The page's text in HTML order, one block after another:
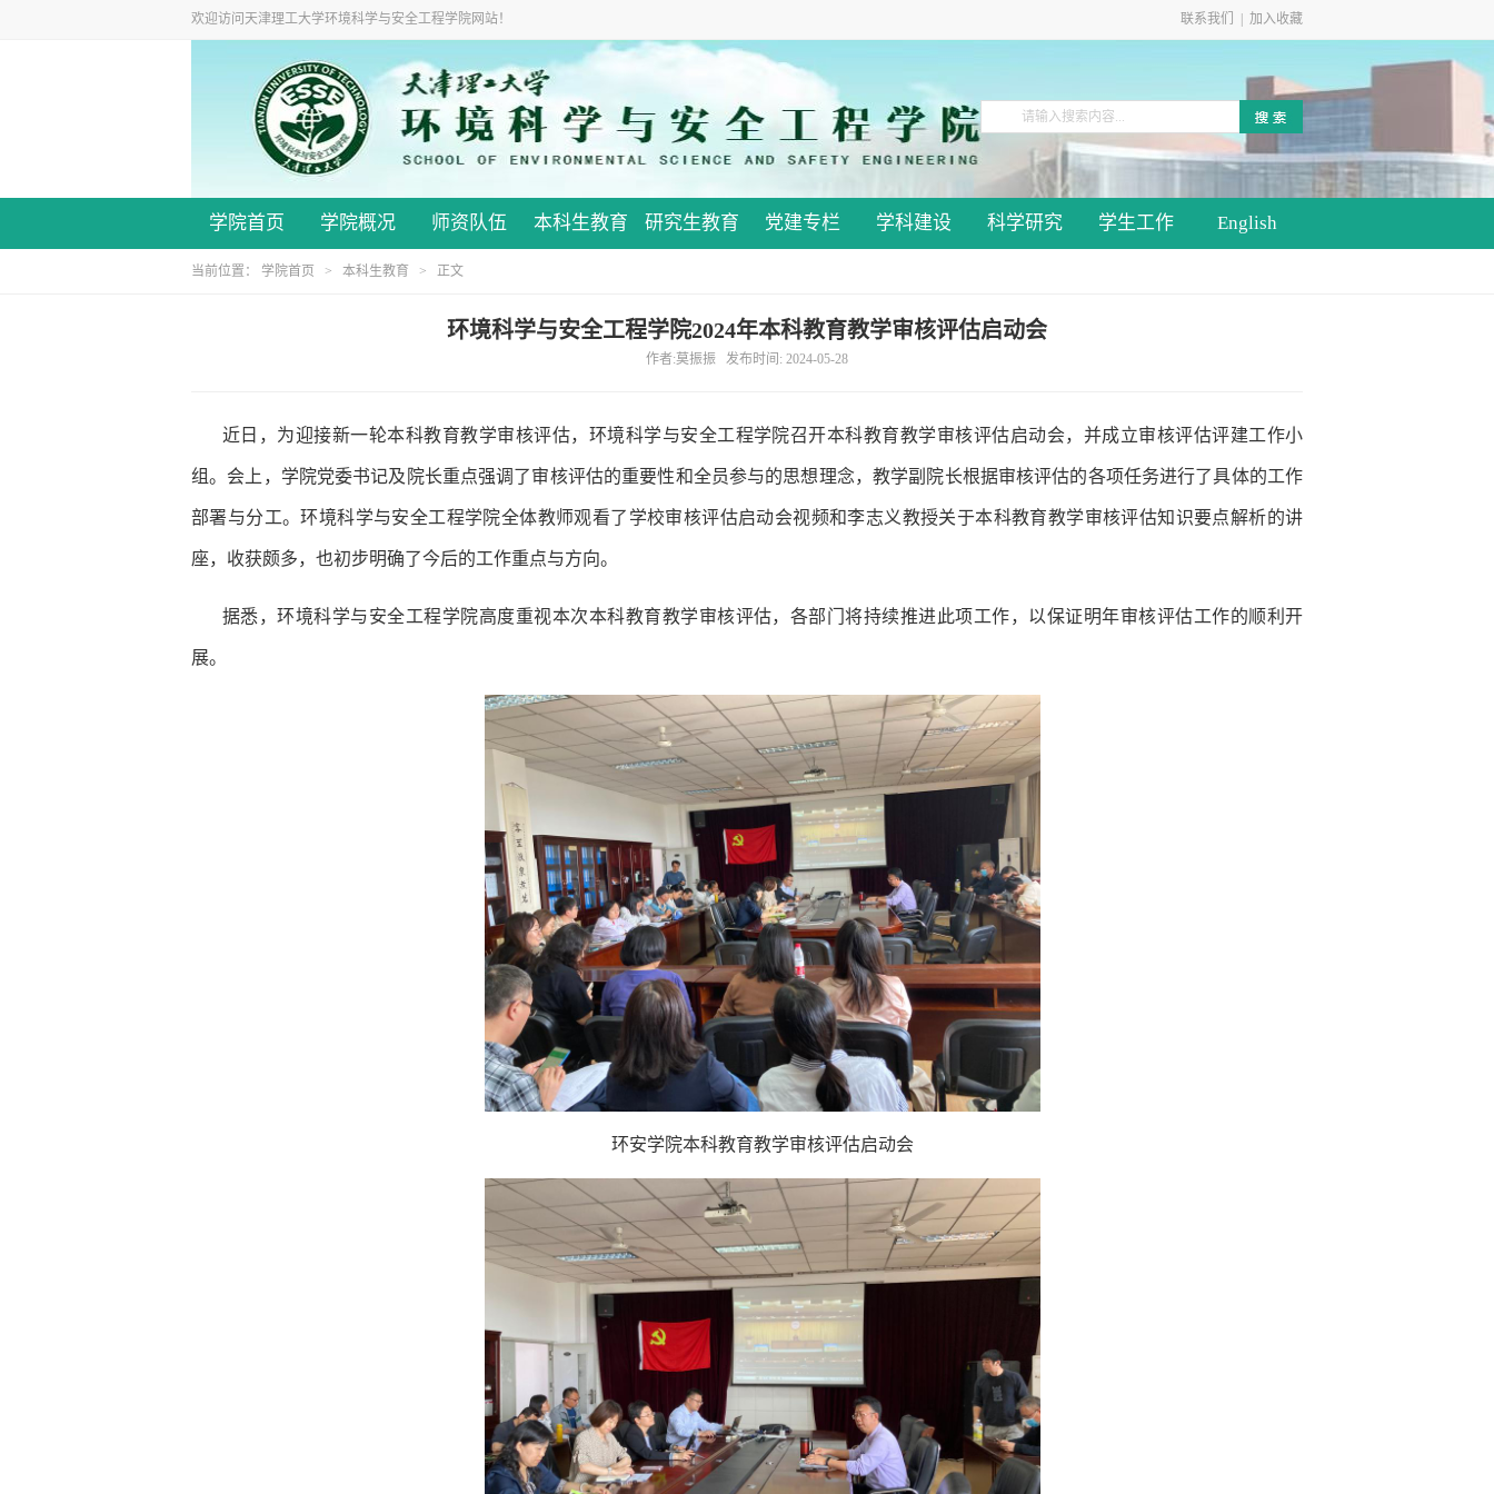
欢迎访问天津理工大学环境科学与安全工程学院网站！ 联系我们 加入收藏
学院首页 学院概况 师资队伍 本科生教育 研究生教育 党建专栏 学科建设 科学研究 学生工作 English
当前位置： 学院首页 > 本科生教育 > 正文
环境科学与安全工程学院2024年本科教育教学审核评估启动会
作者:莫振振 发布时间: 2024-05-28
近日，为迎接新一轮本科教育教学审核评估，环境科学与安全工程学院召开本科教育教学审核评估启动会，并成立审核评估评建工作小
组。会上，学院党委书记及院长重点强调了审核评估的重要性和全员参与的思想理念，教学副院长根据审核评估的各项任务进行了具体的工作
部署与分工。环境科学与安全工程学院全体教师观看了学校审核评估启动会视频和李志义教授关于本科教育教学审核评估知识要点解析的讲
座，收获颇多，也初步明确了今后的工作重点与方向。
据悉，环境科学与安全工程学院高度重视本次本科教育教学审核评估，各部门将持续推进此项工作，以保证明年审核评估工作的顺利开
展。
环安学院本科教育教学审核评估启动会